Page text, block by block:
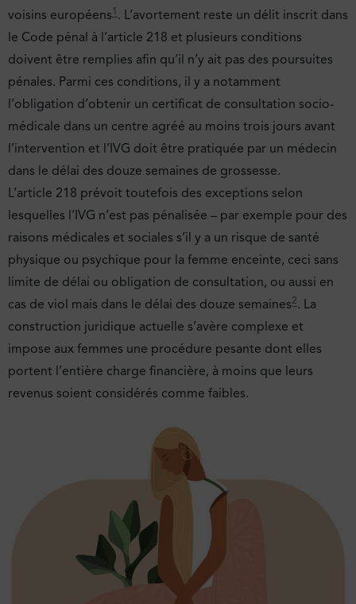
voisins européens 1 . L’avortement reste un délit inscrit dans
le Code pénal à l’article 218 et plusieurs conditions
doivent être remplies afin qu’il n’y ait pas des poursuites
pénales. Parmi ces conditions, il y a notamment
l’obligation d’obtenir un certificat de consultation socio-
médicale dans un centre agréé au moins trois jours avant
l’intervention et l’IVG doit être pratiquée par un médecin
dans le délai des douze semaines de grossesse.
L’article 218 prévoit toutefois des exceptions selon
lesquelles l’IVG n’est pas pénalisée – par exemple pour des
raisons médicales et sociales s’il y a un risque de santé
physique ou psychique pour la femme enceinte, ceci sans
limite de délai ou obligation de consultation, ou aussi en
cas de viol mais dans le délai des douze semaines2. La
construction juridique actuelle s’avère complexe et
impose aux femmes une procédure pesante dont elles
portent l’entière charge financière, à moins que leurs
revenus soient considérés comme faibles.